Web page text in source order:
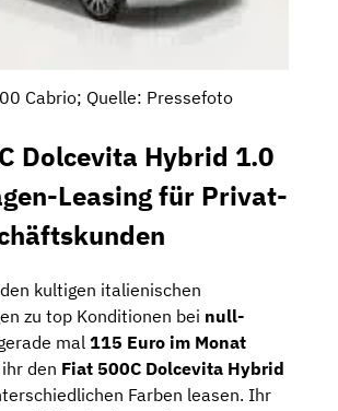
Cabrio; Quelle: Pressefoto
Dolcevita Hybrid 1.0
Leasing für Privat-
kultigen italienischen
zu top Konditionen bei null-
mal 115 Euro im Monat
den Fiat 500C Dolcevita Hybrid
Farben leasen. Ihr